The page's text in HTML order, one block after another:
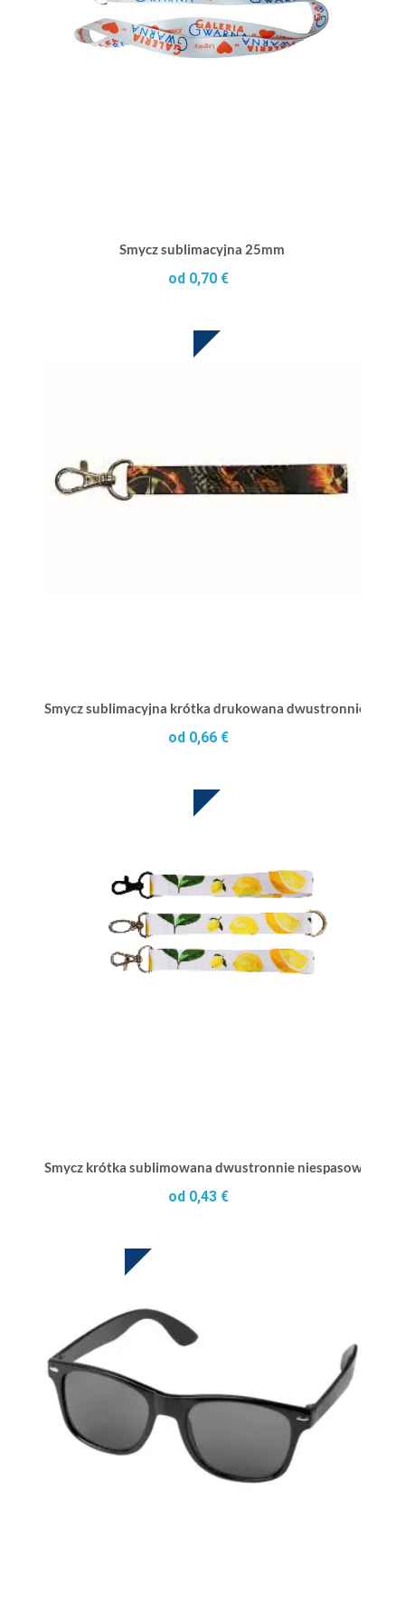
Smycz sublimacyjna 25mm
od 0,70 €
Smycz sublimacyjna krótka drukowana dwustronnie
od 0,66 €
Smycz krótka sublimowana dwustronnie niespasowana
od 0,43 €